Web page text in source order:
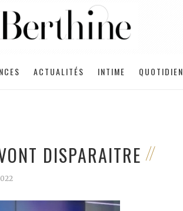
ACTUALITÉS INTIME QUOTIDIEN
DISPARAITRE